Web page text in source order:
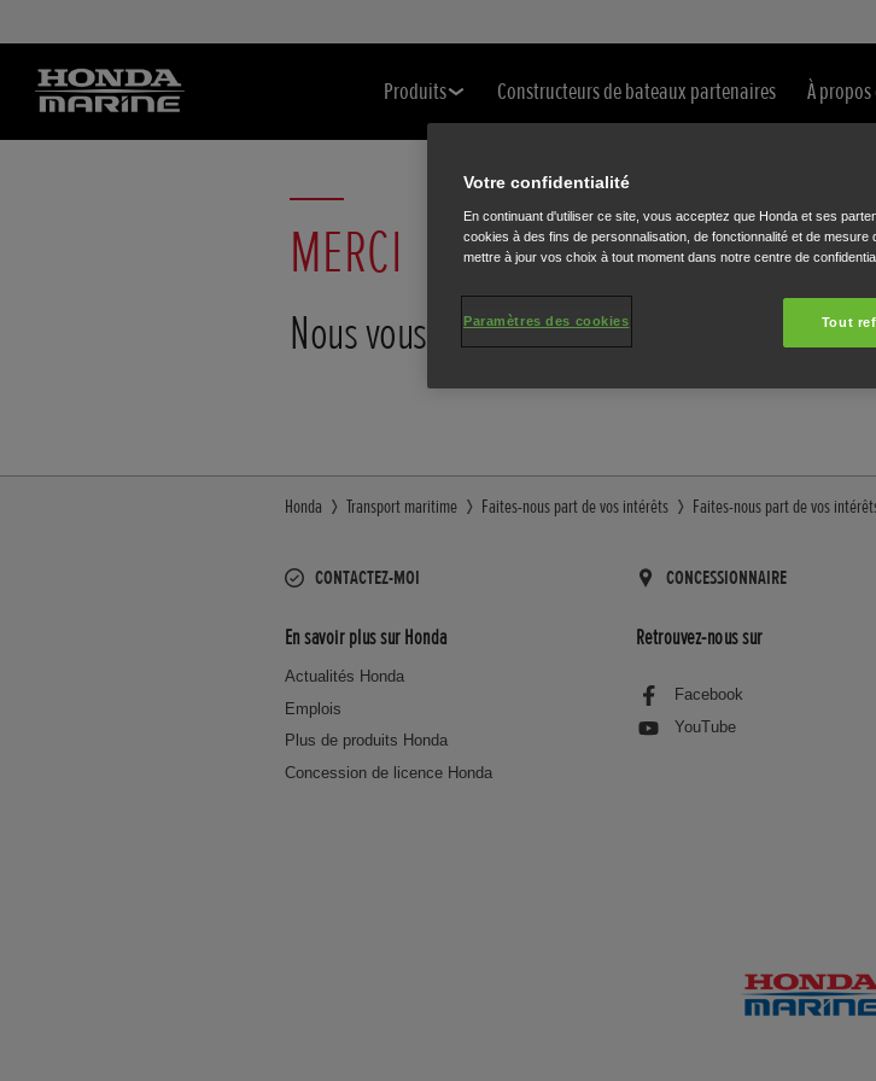
Produits Constructeurs de bateaux partenaires À
MERCI
Nous vous contacterons rapidement.
Honda Transport maritime Faites-nous part de vos intérêts Faites-nous part de vos
CONTACTEZ-MOI CONCESSIONNAIRE
En savoir plus sur Honda
Actualités Honda
Emplois
Plus de produits Honda
Concession de licence Honda
Retrouvez-nous sur
Facebook
YouTube
Votre confidentialité
En continuant d'utiliser ce site, vous acceptez que Honda et ses
cookies à des fins de personnalisation, de fonctionnalité et de
mettre à jour vos choix à tout moment dans notre centre de
Tout
Paramètres des cookies